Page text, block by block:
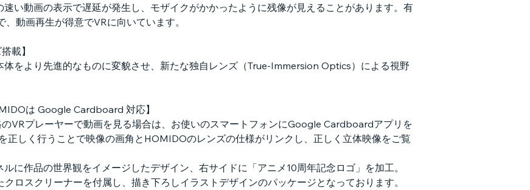
い動画の表示で遅延が発生し、モザイクがかかったように残像が見えることがあります。有
動画再生が得意でVRに向いています。
載】
をより先進的なものに変貌させ、新たな独自レンズ（True-Immersion Optics）による視野
は Google Cardboard 対応】
VRプレーヤーで動画を見る場合は、お使いのスマートフォンにGoogle Cardboardアプリを
正しく行うことで映像の画角とHOMIDOのレンズの仕様がリンクし、正しく立体映像をご覧
に作品の世界観をイメージしたデザイン、右サイドに「アニメ10周年記念ロゴ」を加工。
クロスクリーナーを付属し、描き下ろしイラストデザインのパッケージとなっております。